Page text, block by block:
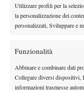
Utilizzare profili per la
la personalizzazione dei
personalizzati, Sviluppare e
Funzionalità
Abbinare e combinare dati
Collegare diversi dispositivi,
informazioni trasmesse
TAGGED:Primo